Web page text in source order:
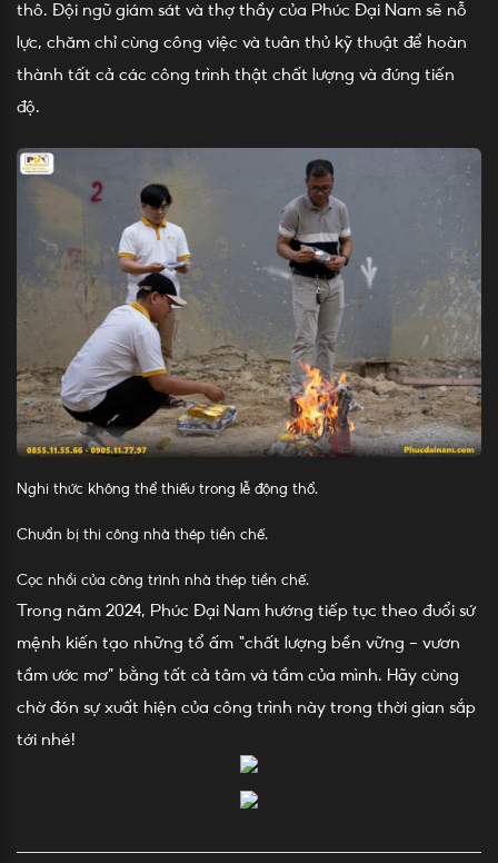
thô. Đội ngũ giám sát và thợ thầy của Phúc Đại Nam sẽ nỗ
lực, chăm chỉ cùng công việc và tuân thủ kỹ thuật để hoàn
thành tất cả các công trình thật chất lượng và đúng tiến
độ.
Nghi thức không thể thiếu trong lễ động thổ.
Chuẩn bị thi công nhà thép tiền chế.
Cọc nhồi của công trình nhà thép tiền chế.
Trong năm 2024, Phúc Đại Nam hướng tiếp tục theo đuổi sứ
mệnh kiến tạo những tổ ấm “chất lượng bền vững – vươn
tầm ước mơ” bằng tất cả tâm và tầm của mình. Hãy cùng
chờ đón sự xuất hiện của công trình này trong thời gian sắp
tới nhé!